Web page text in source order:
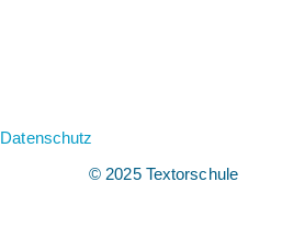
Datenschutz
© 2025 Textorschule